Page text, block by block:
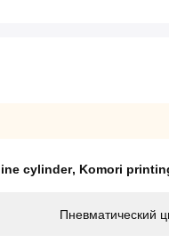
cylinder, Komori
Пневматический